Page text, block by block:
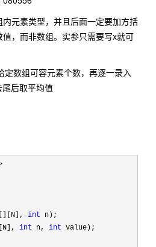
元素类型，并且后面一定要加方括
，而非数组。实参只需要写x就可
定数组可容元素个数，再逐一录入
后取平均值
int
int n, int